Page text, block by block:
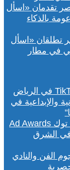
تطلقان «اسأل
في مطار
في ديسمبر القادم.. جوائز تيك توك Ad Awards
في الشرق